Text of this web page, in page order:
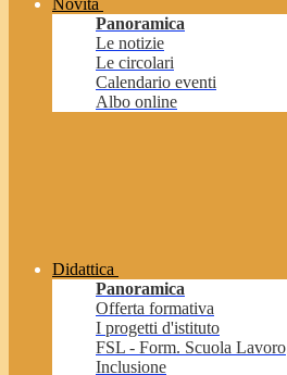
Novità
Panoramica
Le notizie
Le circolari
Calendario eventi
Albo online
Didattica
Panoramica
Offerta formativa
I progetti d'istituto
FSL - Form. Scuola Lavoro
Inclusione